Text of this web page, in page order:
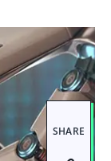
SHARE